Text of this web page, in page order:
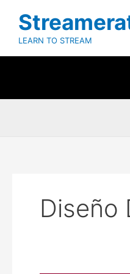
contenido
LEARN TO STREAM
Diseño